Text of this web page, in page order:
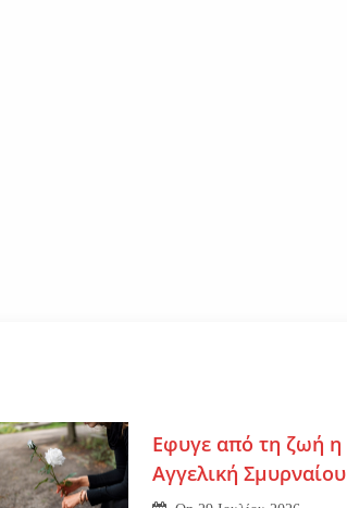
Εφυγε από τη ζωή η
Αγγελική Σμυρναίου